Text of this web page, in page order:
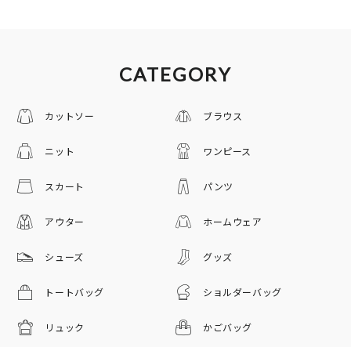
CATEGORY
カットソー ブラウス
ニット ワンピース
スカート パンツ
アウター ホームウェア
シューズ グッズ
トートバッグ ショルダーバッグ
リュック かごバッグ